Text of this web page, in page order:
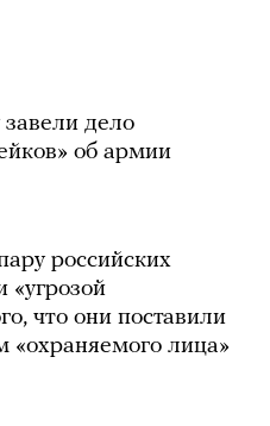
дело
об армии
российских
«угрозой
что они поставили
«охраняемого лица»